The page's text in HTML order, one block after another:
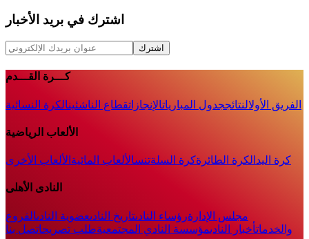
اشترك في بريد الأخبار
اشترك
كـــرة القـــدم
الفريق الأولالنتائججدول المبارياتالإنجازاتقطاع الناشئينالكرة النسائية
الألعاب الرياضية
كرة اليد الكرة الطائرةكرة السلةتنسالألعاب المائية الألعاب الأخرى
النادى الأهلى
مجلس الإدارةرؤساء النادىتاريخ النادىعضوية النادىالفروع
والخدماتأخبار الناديمؤسسة النادي المجتمعيةطلب تصريحاتصل بنا